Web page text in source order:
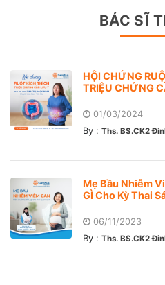
BÁC SĨ
HỘI CHỨNG
TRIỆU CHỨNG
01/03/2024
By : Ths. BS.CK2
Mẹ Bầu Nhiễm
GÌ Cho Kỳ Thai
06/11/2023
By : Ths. BS.CK2